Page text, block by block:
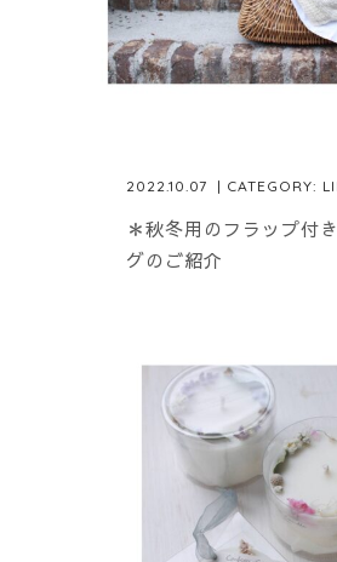
2022.10.07 | CATEGORY:
＊秋冬用のフラップ付
グのご紹介